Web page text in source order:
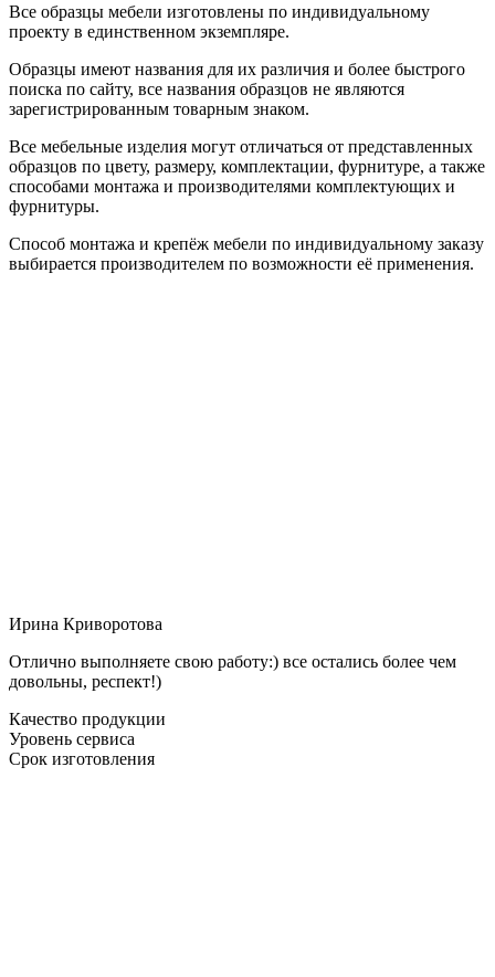
Все образцы мебели изготовлены по индивидуальному
проекту в единственном экземпляре.
Образцы имеют названия для их различия и более быстрого
поиска по сайту, все названия образцов не являются
зарегистрированным товарным знаком.
Все мебельные изделия могут отличаться от представленных
образцов по цвету, размеру, комплектации, фурнитуре, а также
способами монтажа и производителями комплектующих и
фурнитуры.
Способ монтажа и крепёж мебели по индивидуальному заказу
выбирается производителем по возможности её применения.
Ирина Криворотова
Отлично выполняете свою работу:) все остались более чем
довольны, респект!)
Качество продукции
Уровень сервиса
Срок изготовления